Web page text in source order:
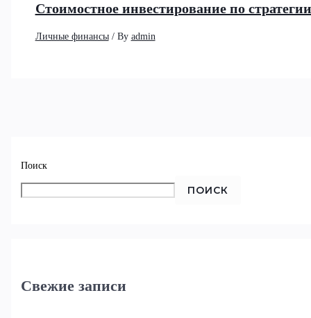
Поиск
ПОИСК
Свежие записи
Стоимостное инвестирование по
Личные финансы/ By admin